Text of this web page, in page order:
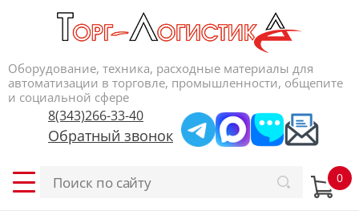
Оборудование, техника, расходные материалы для
автоматизации в торговле, промышленности, общепите
и социальной сфере
8(343)266-33-40
Обратный звонок